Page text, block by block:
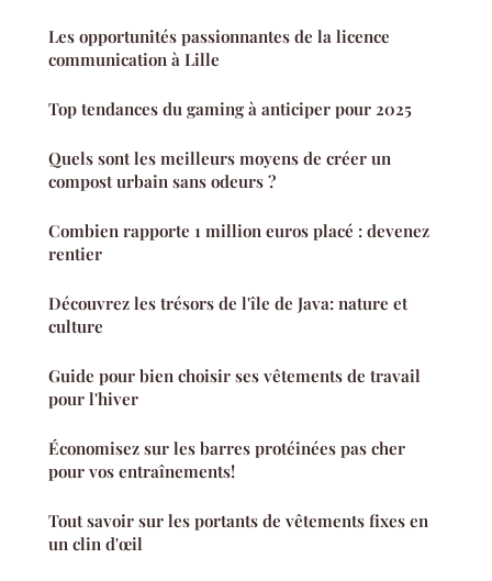
Les opportunités passionnantes de la licence
communication à Lille
Top tendances du gaming à anticiper pour 2025
Quels sont les meilleurs moyens de créer un
compost urbain sans odeurs ?
Combien rapporte 1 million euros placé : devenez
rentier
Découvrez les trésors de l'île de Java: nature et
culture
Guide pour bien choisir ses vêtements de travail
pour l'hiver
Économisez sur les barres protéinées pas cher
pour vos entraînements!
Tout savoir sur les portants de vêtements fixes en
un clin d'œil